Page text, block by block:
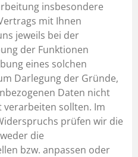
insbesondere
mit Ihnen
jeweils bei der
der Funktionen
eines solchen
Darlegung der Gründe,
Daten nicht
sollten. Im
prüfen wir die
die
bzw. anpassen oder